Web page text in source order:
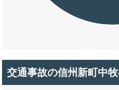
交通事故の信州新町中